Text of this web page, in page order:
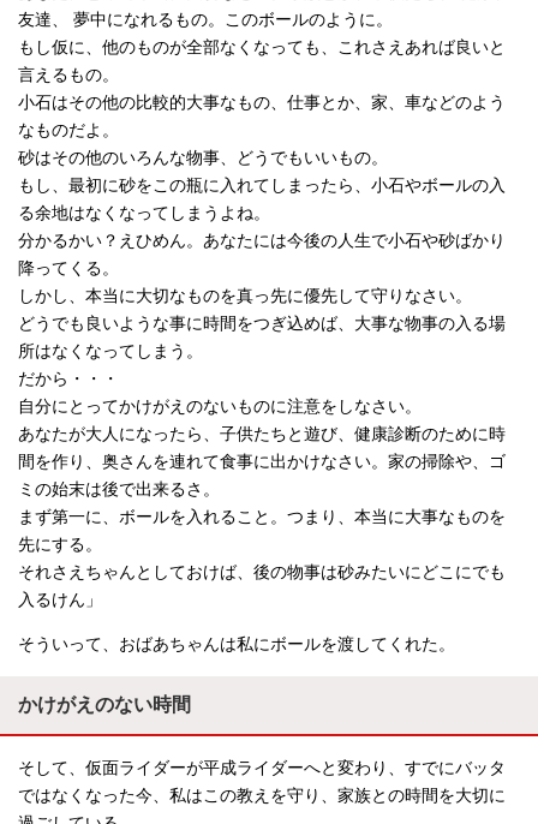
友達、 夢中になれるもの。このボールのように。
もし仮に、他のものが全部なくなっても、これさえあれば良いと
言えるもの。
小石はその他の比較的大事なもの、仕事とか、家、車などのよう
なものだよ。
砂はその他のいろんな物事、どうでもいいもの。
もし、最初に砂をこの瓶に入れてしまったら、小石やボールの入
る余地はなくなってしまうよね。
分かるかい？えひめん。あなたには今後の人生で小石や砂ばかり
降ってくる。
しかし、本当に大切なものを真っ先に優先して守りなさい。
どうでも良いような事に時間をつぎ込めば、大事な物事の入る場
所はなくなってしまう。
だから・・・
自分にとってかけがえのないものに注意をしなさい。
あなたが大人になったら、子供たちと遊び、健康診断のために時
間を作り、奥さんを連れて食事に出かけなさい。家の掃除や、ゴ
ミの始末は後で出来るさ。
まず第一に、ボールを入れること。つまり、本当に大事なものを
先にする。
それさえちゃんとしておけば、後の物事は砂みたいにどこにでも
入るけん」
そういって、おばあちゃんは私にボールを渡してくれた。
かけがえのない時間
そして、仮面ライダーが平成ライダーへと変わり、すでにバッタ
ではなくなった今、私はこの教えを守り、家族との時間を大切に